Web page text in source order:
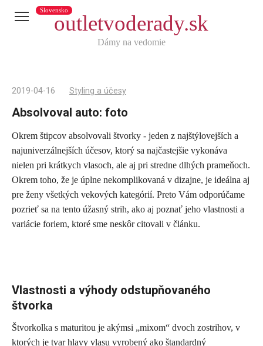
outletvoderady.sk
Slovensko
Dámy na vedomie
2019-04-16 Styling a účesy
Absolvoval auto: foto
Okrem štipcov absolvovali štvorky - jeden z najštýlovejších a
najuniverzálnejších účesov, ktorý sa najčastejšie vykonáva
nielen pri krátkych vlasoch, ale aj pri stredne dlhých prameňoch.
Okrem toho, že je úplne nekomplikovaná v dizajne, je ideálna aj
pre ženy všetkých vekových kategórií. Preto Vám odporúčame
pozrieť sa na tento úžasný strih, ako aj poznať jeho vlastnosti a
variácie foriem, ktoré sme neskôr citovali v článku.
Vlastnosti a výhody odstupňovaného
štvorka
Štvorkolka s maturitou je akýmsi „mixom“ dvoch zostrihov, v
ktorých je tvar hlavy vlasu vyrobený ako štandardný
Telegram
reddit
Tumblr
Viber